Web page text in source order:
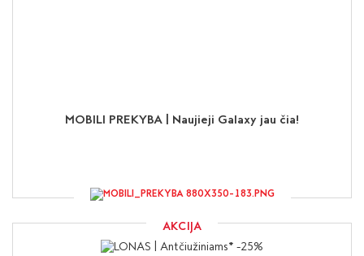
MOBILI PREKYBA | Naujieji Galaxy jau čia!
AKCIJA